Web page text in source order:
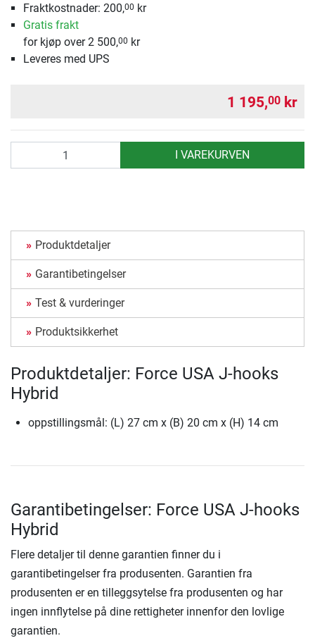
Fraktkostnader: 200,00 kr
Gratis frakt
for kjøp over 2 500,00 kr
Leveres med UPS
1 195,00 kr
I VAREKURVEN
Produktdetaljer
Garantibetingelser
Test & vurderinger
Produktsikkerhet
Produktdetaljer: Force USA J-hooks
Hybrid
oppstillingsmål: (L) 27 cm x (B) 20 cm x (H) 14 cm
Garantibetingelser: Force USA J-hooks
Hybrid
Flere detaljer til denne garantien finner du i
garantibetingelser fra produsenten. Garantien fra
produsenten er en tilleggsytelse fra produsenten og har
ingen innflytelse på dine rettigheter innenfor den lovlige
garantien.